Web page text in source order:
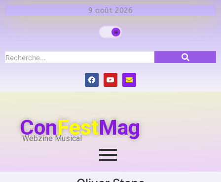
9 août 2026
ConFestMag
Webzine Musical